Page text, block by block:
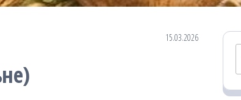
15.03.2026